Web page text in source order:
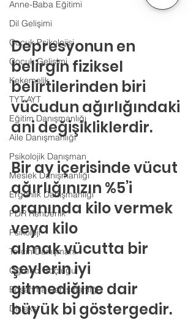
Anne-Baba Eğitimi
Dil Gelişimi
Çocuk Psikolojisi
Çocuk Gelişimi
Kekemelik
TYT-AYT
Eğitim Danışmanlığı
Aile Danışmanlığı
Psikolojik Danışman
Meslek Danışmanlığı
Ergenlik Danışmanlığı
PDR Rehberlik
Psikoloji
Tercih Danışmanı
Öğrenci Koçluğu
Boşanma Danışmanlığı
Disleksi
Depresyonun en
belirgin fiziksel
belirtilerinden biri
vücudun ağırlığındaki
ani değişikliklerdir.
Bir ay içerisinde vücut
ağırlığınızın %5’i
oranında kilo vermek
veya kilo
almak vücutta bir
şeylerin iyi
gitmediğine dair
büyük bi göstergedir.